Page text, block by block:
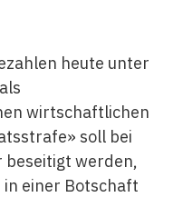
heute unter
wirtschaftlichen
soll bei
werden,
einer Botschaft